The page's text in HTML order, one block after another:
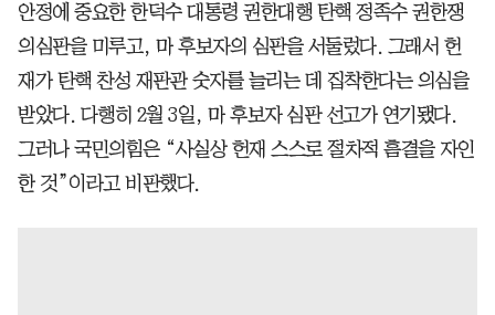
안정에 중요한 한덕수 대통령 권한대행 탄핵 정족수 권한쟁
의심판을 미루고, 마 후보자의 심판을 서둘렀다. 그래서 헌
재가 탄핵 찬성 재판관 숫자를 늘리는 데 집착한다는 의심을
받았다. 다행히 2월 3일, 마 후보자 심판 선고가 연기됐다.
그러나 국민의힘은 “사실상 헌재 스스로 절차적 흠결을 자인
한 것”이라고 비판했다.